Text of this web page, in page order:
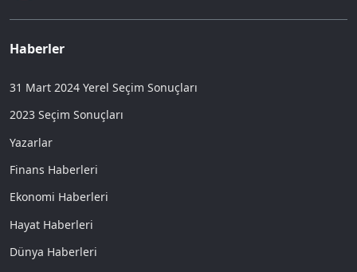
Haberler
31 Mart 2024 Yerel Seçim Sonuçları
2023 Seçim Sonuçları
Yazarlar
Finans Haberleri
Ekonomi Haberleri
Hayat Haberleri
Dünya Haberleri